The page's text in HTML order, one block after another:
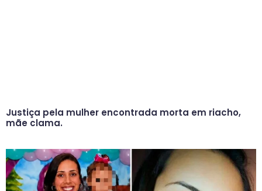
Justiça pela mulher encontrada morta em riacho,
mãe clama.